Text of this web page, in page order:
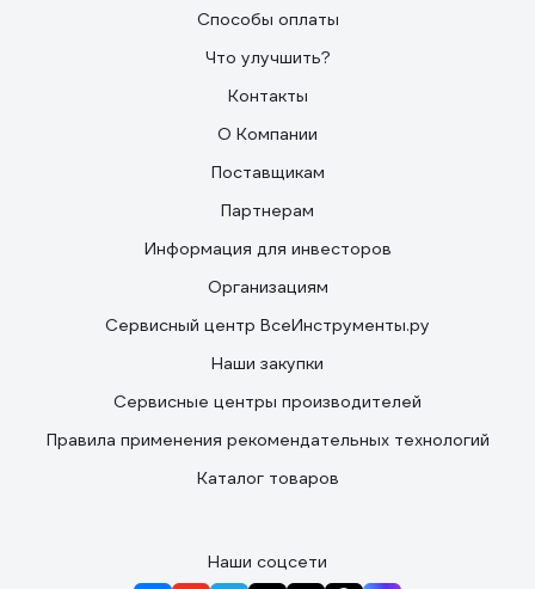
Способы оплаты
Что улучшить?
Контакты
О Компании
Поставщикам
Партнерам
Информация для инвесторов
Организациям
Сервисный центр ВсеИнструменты.ру
Наши закупки
Сервисные центры производителей
Правила применения рекомендательных технологий
Каталог товаров
Наши соцсети